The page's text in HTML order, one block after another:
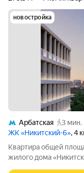
новостройка
Арбатская
3 мин.
ЖК «Никитский-6», 4
Квартира общей
жилого дома